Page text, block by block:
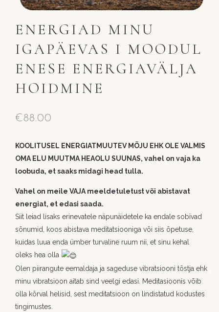
ENERGIAD MINU
IGAPÄEVAS I MOODUL
ENESE ENERGIAVÄLJA
HOIDMINE
€88.00
KOOLITUSEL ENERGIATMUUTEV MÕJU EHK OLE VALMIS
OMA ELU MUUTMA HEAOLU SUUNAS, vahel on vaja ka
loobuda, et saaks midagi head tulla.
Vahel on meile VAJA meeldetuletust või abistavat
energiat, et edasi saada.
Siit leiad lisaks erinevatele näpunäidetele ka endale sobivad
sõnumid, koos abistava meditatsiooniga või siis õpetuse,
kuidas luua enda ümber turvaline ruum nii, et sinu kehal
oleks hea olla
Olen piirangute eemaldaja ja sageduse vibratsiooni tõstja ehk
minu vibratsioon aitab sind veelgi edasi. Meditasioonis võib
olla kõrval helisid, sest meditatsioon on lindistatud kodustes
tingimustes.